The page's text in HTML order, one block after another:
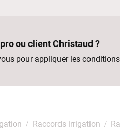
ou client Christaud ?
pour appliquer les
Raccords irrigation